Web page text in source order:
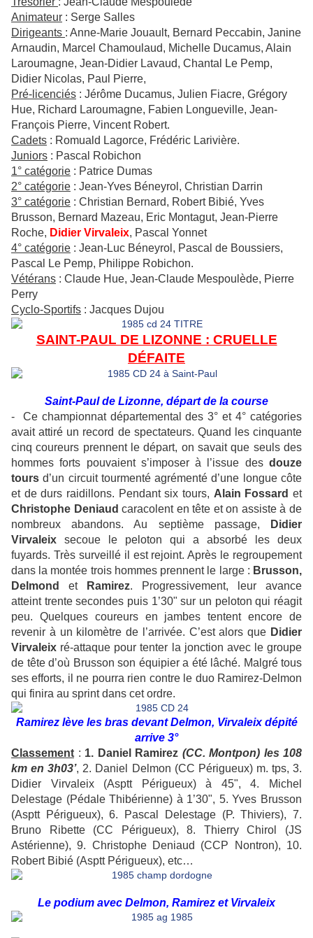
Animateur : Serge Salles
Dirigeants : Anne-Marie Jouault, Bernard Peccabin, Janine
Arnaudin, Marcel Chamoulaud, Michelle Ducamus, Alain
Laroumagne, Jean-Didier Lavaud, Chantal Le Pemp,
Didier Nicolas, Paul Pierre,
Pré-licenciés : Jérôme Ducamus, Julien Fiacre, Grégory
Hue, Richard Laroumagne, Fabien Longueville, Jean-
François Pierre, Vincent Robert.
Cadets : Romuald Lagorce, Frédéric Larivière.
Juniors : Pascal Robichon
1° catégorie : Patrice Dumas
2° catégorie : Jean-Yves Béneyrol, Christian Darrin
3° catégorie : Christian Bernard, Robert Bibié, Yves
Brusson, Bernard Mazeau, Eric Montagut, Jean-Pierre
Roche, Didier Virvaleix, Pascal Yonnet
4° catégorie : Jean-Luc Béneyrol, Pascal de Boussiers,
Pascal Le Pemp, Philippe Robichon.
Vétérans : Claude Hue, Jean-Claude Mespoulède, Pierre
Perry
Cyclo-Sportifs : Jacques Dujou
SAINT-PAUL DE LIZONNE : CRUELLE
DÉFAITE
Saint-Paul de Lizonne, départ de la course
- Ce championnat départemental des 3° et 4° catégories
avait attiré un record de spectateurs. Quand les cinquante
cinq coureurs prennent le départ, on savait que seuls des
hommes forts pouvaient s’imposer à l’issue des douze
tours d’un circuit tourmenté agrémenté d’une longue côte
et de durs raidillons. Pendant six tours, Alain Fossard et
Christophe Deniaud caracolent en tête et on assiste à de
nombreux abandons. Au septième passage,
Didier
Virvaleix secoue le peloton qui a absorbé les deux
fuyards. Très surveillé il est rejoint. Après le regroupement
dans la montée trois hommes prennent le large : Brusson,
Delmond et Ramirez. Progressivement, leur avance
atteint trente secondes puis 1’30" sur un peloton qui réagit
peu. Quelques coureurs en jambes tentent encore de
revenir à un kilomètre de l’arrivée. C’est alors que Didier
Virvaleix ré-attaque pour tenter la jonction avec le groupe
de tête d’où Brusson son équipier a été lâché. Malgré tous
ses efforts, il ne pourra rien contre le duo Ramirez-Delmon
qui finira au sprint dans cet ordre.
Ramirez lève les bras devant Delmon, Virvaleix dépité
arrive 3°
Classement : 1. Daniel Ramirez (CC. Montpon) les 108
km en 3h03’, 2. Daniel Delmon (CC Périgueux) m. tps, 3.
Didier Virvaleix (Asptt Périgueux) à 45", 4. Michel
Delestage (Pédale Thibérienne) à 1’30", 5. Yves Brusson
(Asptt Périgueux), 6. Pascal Delestage (P. Thiviers), 7.
Bruno Ribette (CC Périgueux), 8. Thierry Chirol (JS
Astérienne), 9. Christophe Deniaud (CCP Nontron), 10.
Robert Bibié (Asptt Périgueux), etc…
Le podium avec Delmon, Ramirez et Virvaleix